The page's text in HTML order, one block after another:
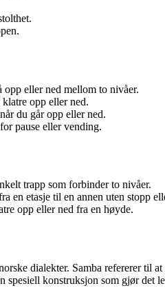
eller ned mellom to nivåer.
opp eller ned.
du går opp eller ned.
pause eller vending.
trapp som forbinder to nivåer.
en etasje til en annen uten stopp
opp eller ned fra en høyde.
dialekter. Samba refererer
spesiell konstruksjon som gjør det